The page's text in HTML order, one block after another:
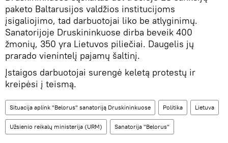
paketo Baltarusijos valdžios institucijoms
įsigaliojimo, tad darbuotojai liko be atlyginimų.
Sanatorijoje Druskininkuose dirba beveik 400
žmonių, 350 yra Lietuvos piliečiai. Daugelis jų
prarado vienintelį pajamų šaltinį.
Įstaigos darbuotojai surengė keletą protestų ir
kreipėsi į teismą.
Situacija aplink "Belorus" sanatoriją Druskininkuose Politika Lietuva
Užsienio reikalų ministerija (URM) Sanatorija "Belorus"